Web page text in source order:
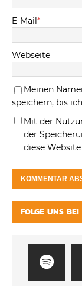
E-Mail *
Webseite
Meinen
speichern, bis
Mit der
der
diese
FOLGE UNS BEI